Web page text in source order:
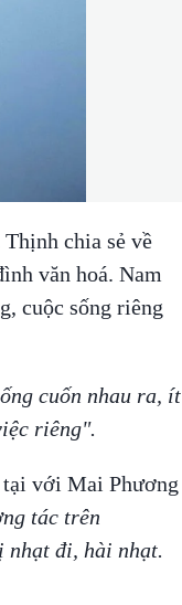
chia sẻ về
văn hoá. Nam
cuộc sống riêng
cuốn nhau ra, ít
riêng".
tại với Mai Phương
tác trên
nhạt đi, hài nhạt.